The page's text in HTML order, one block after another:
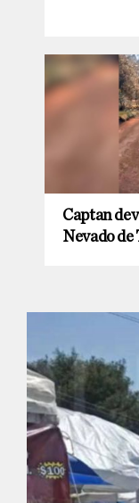
Captan
Nevado de